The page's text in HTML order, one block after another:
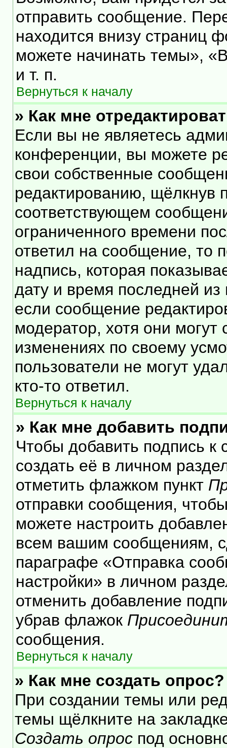
отправить сообщение.
находится внизу
можете начинать темы»,
и т. п.
Вернуться к началу
» Как мне
Если вы не являетесь
конференции, вы можете
свои собственные
редактированию, щёлкнув
соответствующем
ограниченного времени
ответил на сообщение, то
надпись, которая
дату и время последней
если сообщение
модератор, хотя они
изменениях по своему
пользователи не могут
кто-то ответил.
Вернуться к началу
» Как мне добавить
Чтобы добавить подпись
создать её в личном
отметить флажком пункт
отправки сообщения,
можете настроить
всем вашим сообщениям,
параграфе «Отправка
настройки» в личном
отменить добавление
убрав флажок
сообщения.
Вернуться к началу
» Как мне создать опрос?
При создании темы или
темы щёлкните на
Создать опрос под